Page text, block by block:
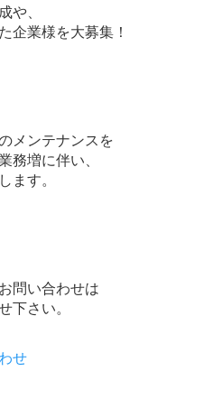
や、
企業様を大募集！
メンテナンスを
務増に伴い、
ます。
問い合わせは
下さい。
せ